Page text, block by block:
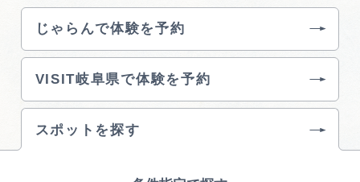
スポット・体験
イベント 行きたいリストを見る
スポットを探す
じゃらんで体験を予約
VISIT岐阜県で体験を予約